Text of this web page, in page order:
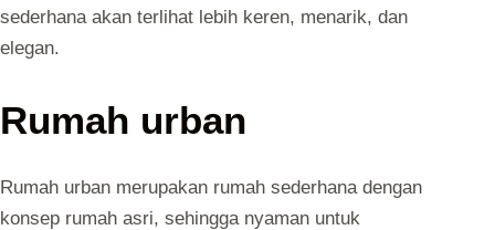
sederhana akan terlihat lebih keren, menarik, dan
elegan.
Rumah urban
Rumah urban merupakan rumah sederhana dengan
konsep rumah asri, sehingga nyaman untuk